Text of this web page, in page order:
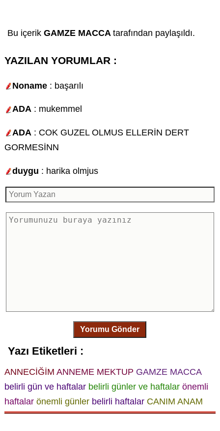
Bu içerik GAMZE MACCA tarafından paylaşıldı.
YAZILAN YORUMLAR :
Noname: başarılı
ADA: mukemmel
ADA : COK GUZEL OLMUS ELLERİN DERT
GORMESİNN
duygu : harika olmjus
Yorumu Gönder
Yazı Etiketleri :
ANNECİĞİM ANNEME MEKTUP GAMZE MACCA
belirli gün ve haftalar belirli günler ve haftalar önemli
haftalar önemli günler belirli haftalar CANIM ANAM